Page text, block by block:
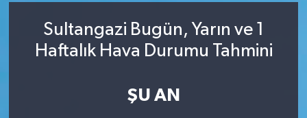
Sultangazi Bugün, Yarın ve 1
Haftalık Hava Durumu Tahmini
ŞU AN
RESMİ İLAN
BİLİM VE TEKNOLOJİ
RESMİ İLAN
Yaşam